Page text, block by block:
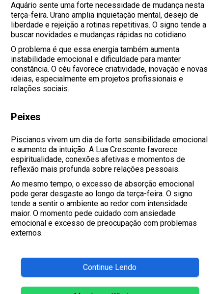
Aquário sente uma forte necessidade de mudança nesta
terça-feira. Urano amplia inquietação mental, desejo de
liberdade e rejeição a rotinas repetitivas. O signo tende a
buscar novidades e mudanças rápidas no cotidiano.
O problema é que essa energia também aumenta
instabilidade emocional e dificuldade para manter
constância. O céu favorece criatividade, inovação e novas
ideias, especialmente em projetos profissionais e
relações sociais.
Peixes
Piscianos vivem um dia de forte sensibilidade emocional
e aumento da intuição. A Lua Crescente favorece
espiritualidade, conexões afetivas e momentos de
reflexão mais profunda sobre relações pessoais.
Ao mesmo tempo, o excesso de absorção emocional
pode gerar desgaste ao longo da terça-feira. O signo
tende a sentir o ambiente ao redor com intensidade
maior. O momento pede cuidado com ansiedade
emocional e excesso de preocupação com problemas
externos.
Continue Lendo